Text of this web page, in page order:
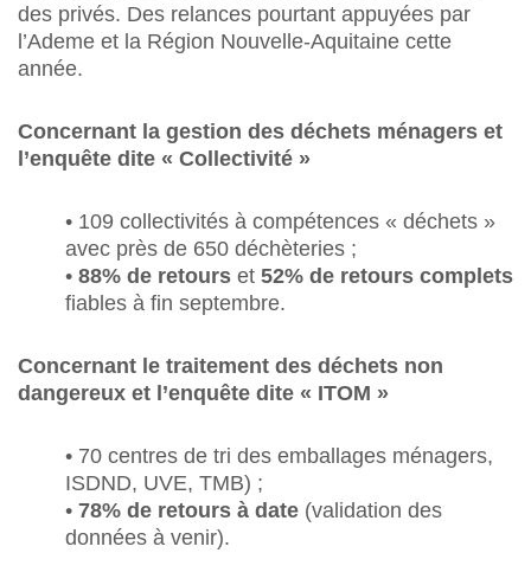
des privés. Des relances pourtant appuyées par
l’Ademe et la Région Nouvelle-Aquitaine cette
année.
Concernant la gestion des déchets ménagers et
l’enquête dite « Collectivité »
• 109 collectivités à compétences « déchets »
avec près de 650 déchèteries ;
• 88% de retours et 52% de retours complets
fiables à fin septembre.
Concernant le traitement des déchets non
dangereux et l’enquête dite « ITOM »
• 70 centres de tri des emballages ménagers,
ISDND, UVE, TMB) ;
• 78% de retours à date (validation des
données à venir).